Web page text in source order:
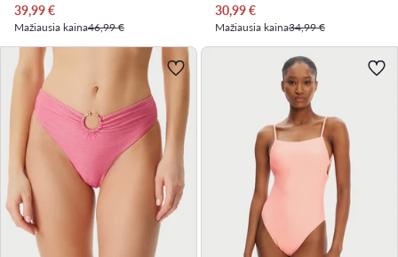
Dabartinė kaina
39,99€
Mažiausia kaina46,99 €
Dabartinė kaina
30,99€
Mažiausia kaina34,99 €